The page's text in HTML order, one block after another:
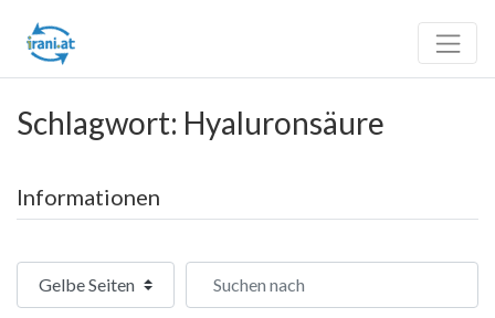
Schlagwort: Hyaluronsäure
Informationen
Suchtyp auswählen Suchen nach